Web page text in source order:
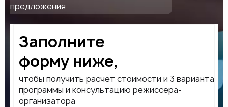
предложения
Заполните
форму ниже,
чтобы получить расчет стоимости и 3 варианта
программы и консультацию режиссера-
организатора